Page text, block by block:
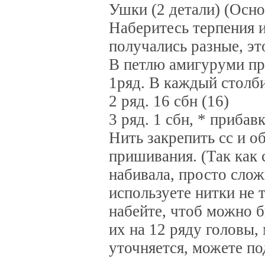
Ушки (2 детали)
Наберитесь терпения
получались разные,
В петлю амигуруми
1ряд. В каждый
2 ряд. 16 сбн (16)
3 ряд. 1 сбн, *
Нить закрепить сс и
пришивания. (Так как
набивала, просто
используете нитки не
набейте, чтоб можно
их на 12 ряду
уточняется, можете